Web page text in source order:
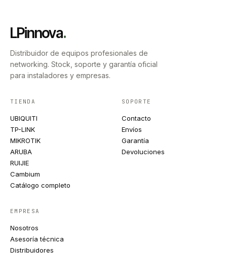
LPinnova.
Distribuidor de equipos profesionales de
networking. Stock, soporte y garantía oficial
para instaladores y empresas.
TIENDA
UBIQUITI
TP-LINK
MIKROTIK
ARUBA
RUIJIE
Cambium
Catálogo completo
SOPORTE
Contacto
Envíos
Garantía
Devoluciones
EMPRESA
Nosotros
Asesoría técnica
Distribuidores